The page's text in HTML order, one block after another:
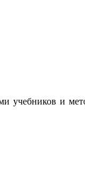
учебников и